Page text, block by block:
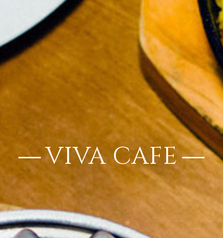
VIVA CAFE